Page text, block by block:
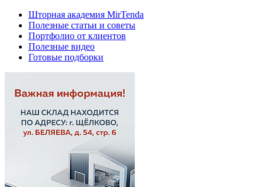
Шторная академия MirTenda
Полезные статьи и советы
Портфолио от клиентов
Полезные видео
Готовые подборки